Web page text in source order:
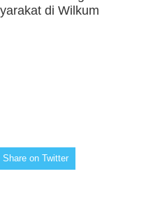
di Wilkum
Share on Twitter